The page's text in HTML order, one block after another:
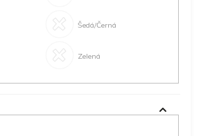
Šedá/Černá
Zelená